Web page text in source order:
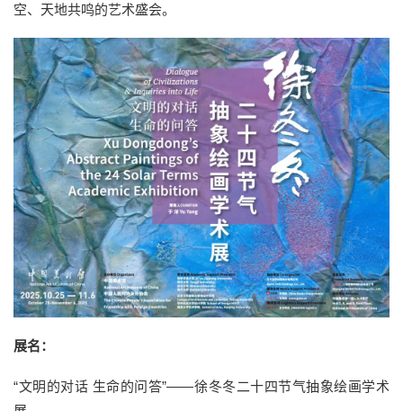
空、天地共鸣的艺术盛会。
展名：
“文明的对话 生命的问答”——徐冬冬二十四节气抽象绘画学术